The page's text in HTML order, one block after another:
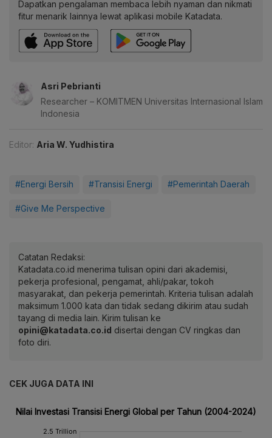
Dapatkan pengalaman membaca lebih nyaman dan nikmati
fitur menarik lainnya lewat aplikasi mobile Katadata.
Asri Pebrianti
Researcher – KOMITMEN Universitas Internasional Islam
Indonesia
Editor: Aria W. Yudhistira
#Energi Bersih #Transisi Energi #Pemerintah Daerah
#Give Me Perspective
Catatan Redaksi:
Katadata.co.id menerima tulisan opini dari akademisi,
pekerja profesional, pengamat, ahli/pakar, tokoh
masyarakat, dan pekerja pemerintah. Kriteria tulisan adalah
maksimum 1.000 kata dan tidak sedang dikirim atau sudah
tayang di media lain. Kirim tulisan ke
opini@katadata.co.id disertai dengan CV ringkas dan
foto diri.
CEK JUGA DATA INI